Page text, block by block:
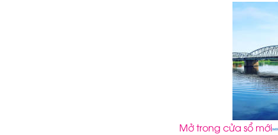
Mở trong cửa sổ mới